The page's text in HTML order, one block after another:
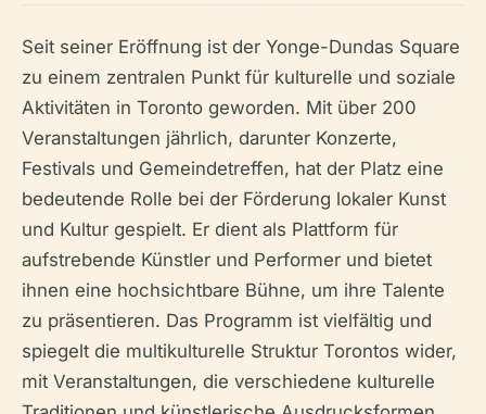
Seit seiner Eröffnung ist der Yonge-Dundas Square
zu einem zentralen Punkt für kulturelle und soziale
Aktivitäten in Toronto geworden. Mit über 200
Veranstaltungen jährlich, darunter Konzerte,
Festivals und Gemeindetreffen, hat der Platz eine
bedeutende Rolle bei der Förderung lokaler Kunst
und Kultur gespielt. Er dient als Plattform für
aufstrebende Künstler und Performer und bietet
ihnen eine hochsichtbare Bühne, um ihre Talente
zu präsentieren. Das Programm ist vielfältig und
spiegelt die multikulturelle Struktur Torontos wider,
mit Veranstaltungen, die verschiedene kulturelle